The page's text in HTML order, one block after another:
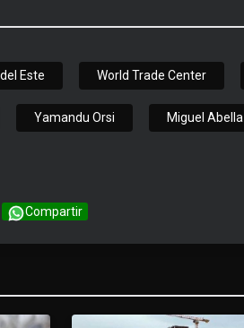
Este World Trade Center
Yamandu Orsi Miguel Abella
Compartir